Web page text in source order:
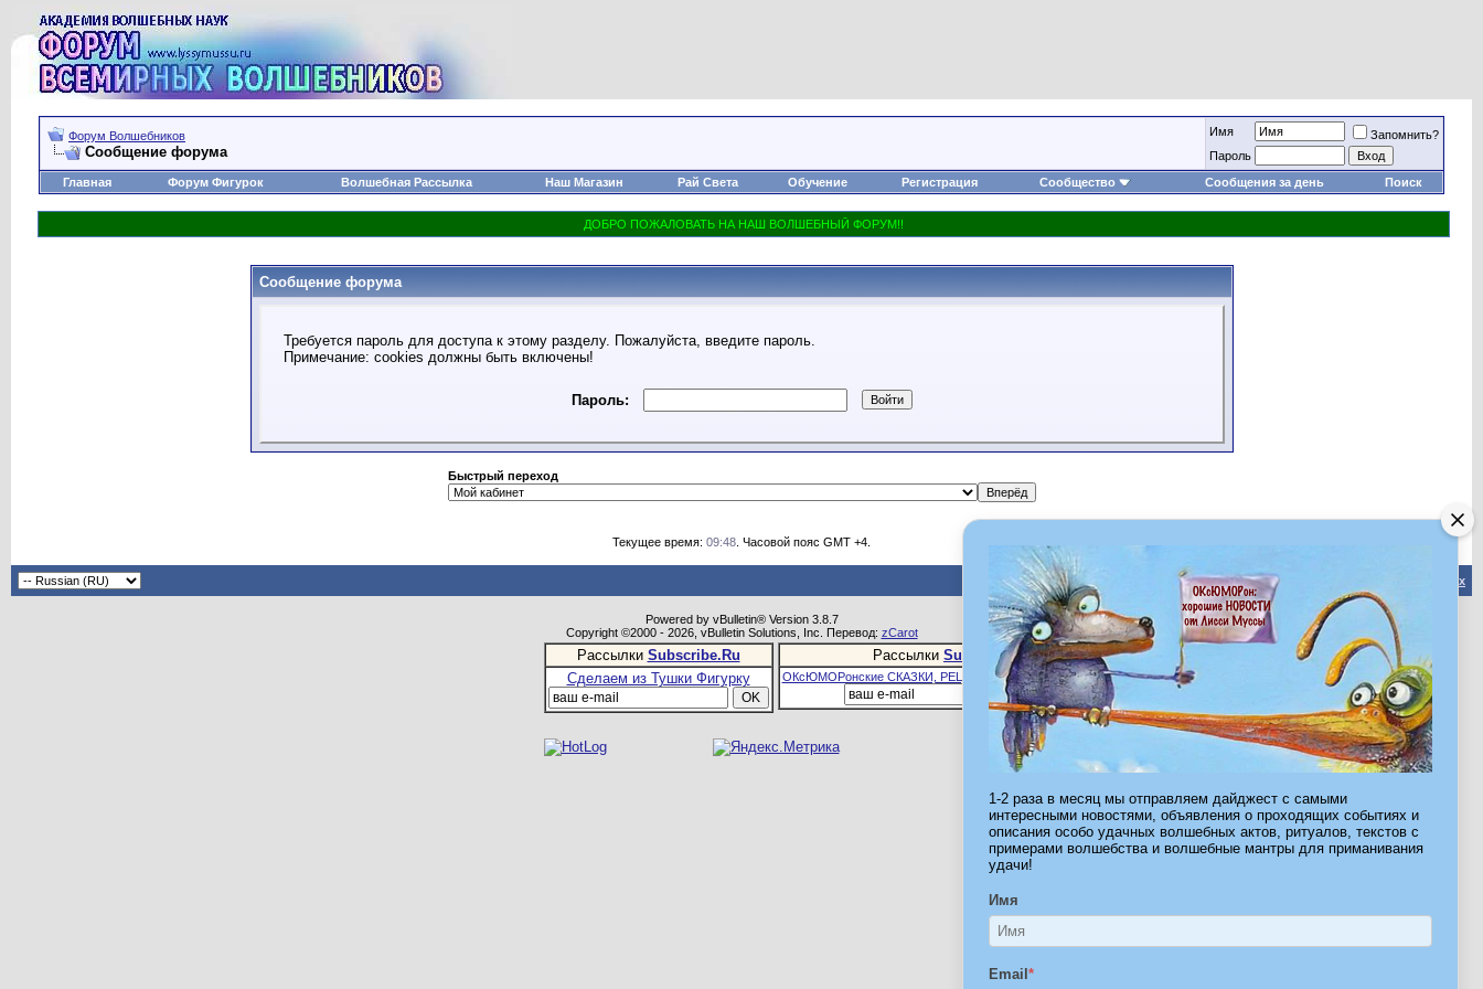
1-2 раза в месяц мы отправляем дайджест с самыми
интересными новостями, объявления о проходящих событиях и
описания особо удачных волшебных актов, ритуалов, текстов с
примерами волшебства и волшебные мантры для приманивания
удачи!
Имя
Email *
Форум Волшебников
Сообщение форума
Имя
Запомнить?
Пароль
Главная
Форум Фигурок Волшебная Рассылка Наш Магазин Рай Света Обучение Регистрация Сообщество Сообщения за день Поиск
Сообщение форума
Требуется пароль для доступа к этому разделу. Пожалуйста, введите пароль.
Примечание: cookies должны быть включены!
Пароль:
Быстрый переход
Текущее время: 09:48 . Часовой пояс GMT +4.
Обратная связь-Форум Волшебников Вверх
Powered by vBulletin® Version 3.8.7
Copyright ©2000 - 2026, vBulletin Solutions, Inc. Перевод: zCarot
Рассылки Subscribe.Ru
Сделаем из Тушки Фигурку
Рассылки Subscribe.Ru
ОКсЮМОРонские СКАЗКИ, РЕЦЕПТЫ И ШТУЧКИ ДЛЯ ВСЕХ